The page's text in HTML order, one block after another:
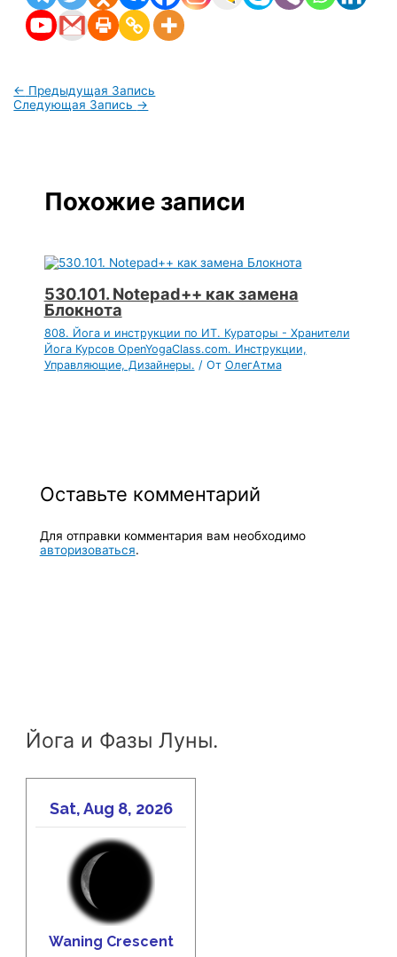
← Предыдущая Запись
Следующая Запись →
Похожие записи
530.101. Notepad++ как замена
Блокнота
808. Йога и инструкции по ИТ. Кураторы - Хранители
Йога Курсов OpenYogaClass.com. Инструкции,
Управляющие, Дизайнеры. / От ОлегАтма
Оставьте комментарий
Для отправки комментария вам необходимо
авторизоваться.
Йога и Фазы Луны.